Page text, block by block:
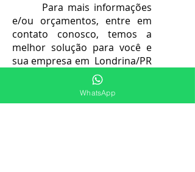
Para mais informações
e/ou orçamentos, entre em
contato conosco, temos a
melhor solução para você e
sua empresa em Londrina/PR
para instalações e
manutenções de Sistemas de
Chuveiros Automáticos -
WhatsApp